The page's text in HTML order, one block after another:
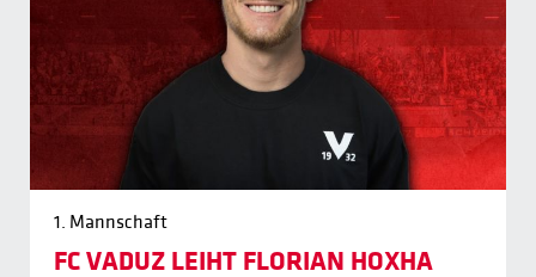
1. Mannschaft
FC VADUZ LEIHT FLORIAN HOXHA